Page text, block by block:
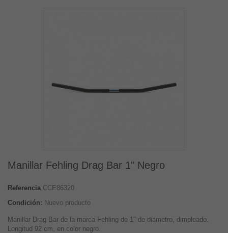
Manillar Fehling Drag Bar 1" Negro
Referencia CCE86320
Condición: Nuevo producto
Manillar Drag Bar de la marca Fehling de 1" de diámetro, dimpleado.
Longitud 92 cm, en color negro.